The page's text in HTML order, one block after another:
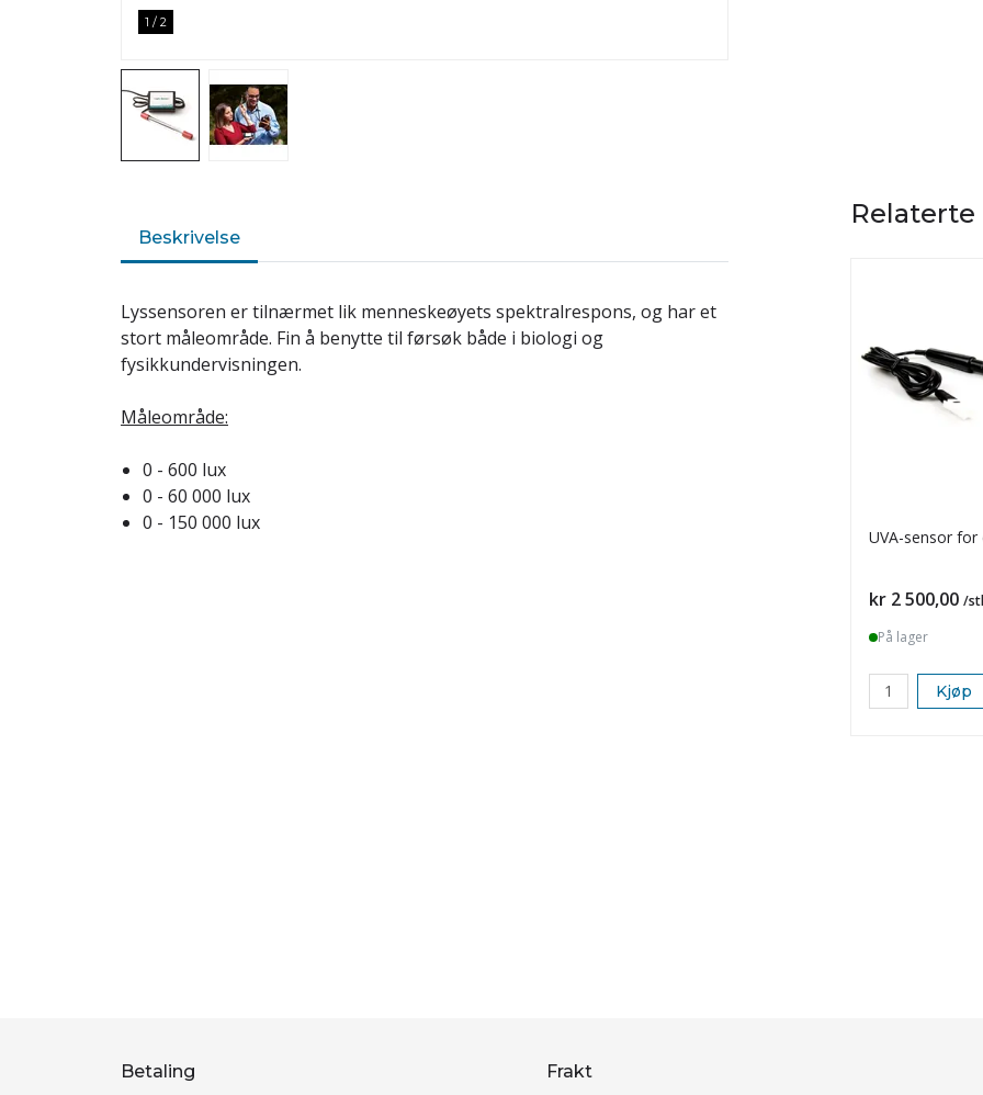
1 / 2
Beskrivelse
Lyssensoren er tilnærmet lik menneskeøyets spektralrespons, og har et
stort måleområde. Fin å benytte til førsøk både i biologi og
fysikkundervisningen.
Måleområde:
0 - 600 lux
0 - 60 000 lux
0 - 150 000 lux
UVA-sensor
Pris
kr 2 500,00 /
På lager
Kjøp
Betaling Frakt